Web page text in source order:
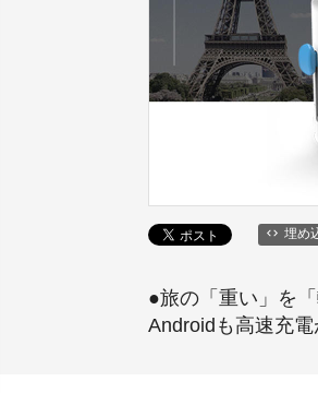
埋め
●旅の「重い」を
Androidも高速充